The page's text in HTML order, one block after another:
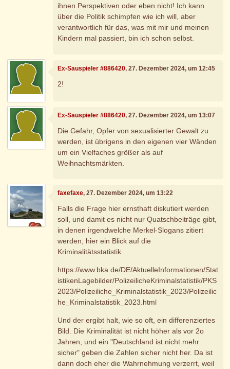
ihnen Perspektiven oder eben nicht! Ich kann
über die Politik schimpfen wie ich will, aber
verantwortlich für das, was mit mir und meinen
Kindern mal passiert, bin ich schon selbst.
Ex-Sauspieler #886420, 27. Dezember 2024, um 12:45
2!
Ex-Sauspieler #886420, 27. Dezember 2024, um 13:07
Die Gefahr, Opfer von sexualisierter Gewalt zu
werden, ist übrigens in den eigenen vier Wänden
um ein Vielfaches größer als auf
Weihnachtsmärkten.
faxefaxe, 27. Dezember 2024, um 13:22
Falls die Frage hier ernsthaft diskutiert werden
soll, und damit es nicht nur Quatschbeiträge gibt,
in denen irgendwelche Merkel-Slogans zitiert
werden, hier ein Blick auf die
Kriminalitätsstatistik.
https://www.bka.de/DE/AktuelleInformationen/Stat
istikenLagebilder/PolizeilicheKriminalstatistik/PKS
2023/Polizeiliche_Kriminalstatistik_2023/Polizeilic
he_Kriminalstatistik_2023.html
Und der ergibt halt, wie so oft, ein differenziertes
Bild. Die Kriminalität ist nicht höher als vor 2o
Jahren, und ein "Deutschland ist nicht mehr
sicher" geben die Zahlen sicher nicht her. Da ist
dann doch eher die Wahrnehmung verzerrt, weil